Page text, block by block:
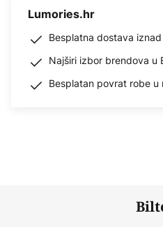
Lumories.hr
Besplatna dostava
Najširi izbor brendova u
Besplatan povrat robe